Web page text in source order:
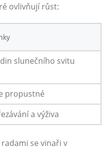
ovlivňují růst:
slunečního‍ svitu
propustné
a‌ výživa
se vinaři v